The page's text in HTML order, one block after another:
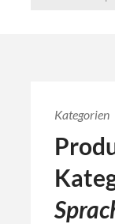
Kategorien